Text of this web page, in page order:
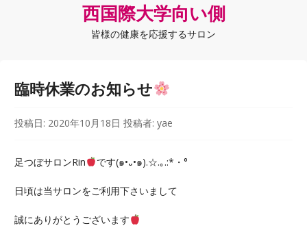
西国際大学向い側
皆様の健康を応援するサロン
臨時休業のお知らせ
投稿日: 2020年10月18日 投稿者:yae
足つぼサロンRin です(๑•᎑•๑).☆.｡.:*・°
日頃は当サロンをご利用下さいまして
誠にありがとうございます